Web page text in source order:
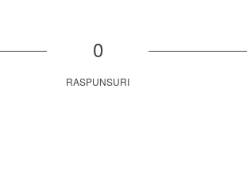
0
RASPUNSURI